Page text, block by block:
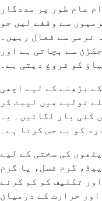
عام طور پر مددگار
سے وقفے لیں جو
نرمی سے فعال رہیں۔
سے بچاتی ہے اور
کو فروغ دیتی ہے۔
بڑھنے کے لیے اچھی
تولیے میں لپیٹ کر
کئی بار لگائیں۔ یہ
کو بے حس کرتا ہے۔
کی سختی کے لیے
گرم غسل، یا گرم
تکلیف کو کم کرنے
حرارت کے درمیان